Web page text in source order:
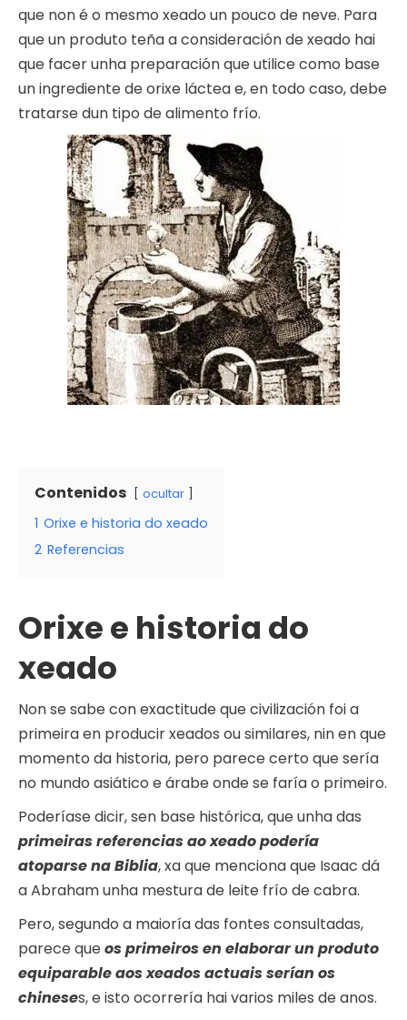
que non é o mesmo xeado un pouco de neve. Para
que un produto teña a consideración de xeado hai
que facer unha preparación que utilice como base
un ingrediente de orixe láctea e, en todo caso, debe
tratarse dun tipo de alimento frío.
Contenidos ocultar
1 Orixe e historia do xeado
2 Referencias
Orixe e historia do
xeado
Non se sabe con exactitude que civilización foi a
primeira en producir xeados ou similares, nin en que
momento da historia, pero parece certo que sería
no mundo asiático e árabe onde se faría o primeiro.
Poderíase dicir, sen base histórica, que unha das
primeiras referencias ao xeado podería
atoparse na Biblia, xa que menciona que Isaac dá
a Abraham unha mestura de leite frío de cabra.
Pero, segundo a maioría das fontes consultadas,
parece queos primeiros en elaborar un produto
equiparable aos xeados actuais serían os
chineses, e isto ocorrería hai varios miles de anos.